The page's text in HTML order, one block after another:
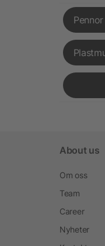
About us
Om oss
Team
Career
Nyheter